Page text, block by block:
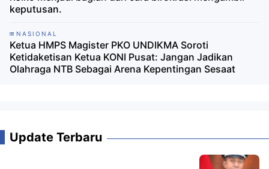
keputusan.
NASIONAL
Ketua HMPS Magister PKO UNDIKMA Soroti
Ketidaketisan Ketua KONI Pusat: Jangan Jadikan
Olahraga NTB Sebagai Arena Kepentingan Sesaat
Update Terbaru